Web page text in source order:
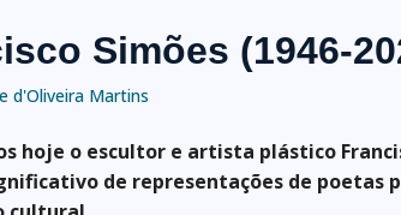
Simões (1946-
d'Oliveira Martins
hoje o escultor e artista plástico
de representações de poetas